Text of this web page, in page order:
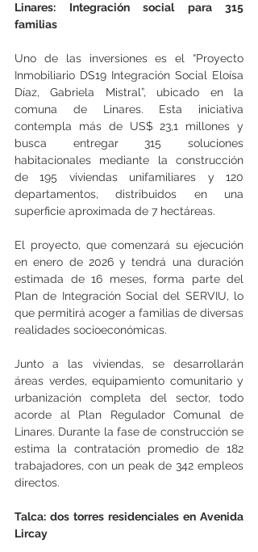
Linares: Integración social para 315
familias
Uno de las inversiones es el “Proyecto
Inmobiliario DS19 Integración Social Eloísa
Díaz, Gabriela Mistral”, ubicado en la
comuna de Linares. Esta iniciativa
contempla más de US$ 23,1 millones y
busca entregar 315 soluciones
habitacionales mediante la construcción
de 195 viviendas unifamiliares y 120
departamentos, distribuidos en una
superficie aproximada de 7 hectáreas.
El proyecto, que comenzará su ejecución
en enero de 2026 y tendrá una duración
estimada de 16 meses, forma parte del
Plan de Integración Social del SERVIU, lo
que permitirá acoger a familias de diversas
realidades socioeconómicas.
Junto a las viviendas, se desarrollarán
áreas verdes, equipamiento comunitario y
urbanización completa del sector, todo
acorde al Plan Regulador Comunal de
Linares. Durante la fase de construcción se
estima la contratación promedio de 182
trabajadores, con un peak de 342 empleos
directos.
Talca: dos torres residenciales en Avenida
Lircay